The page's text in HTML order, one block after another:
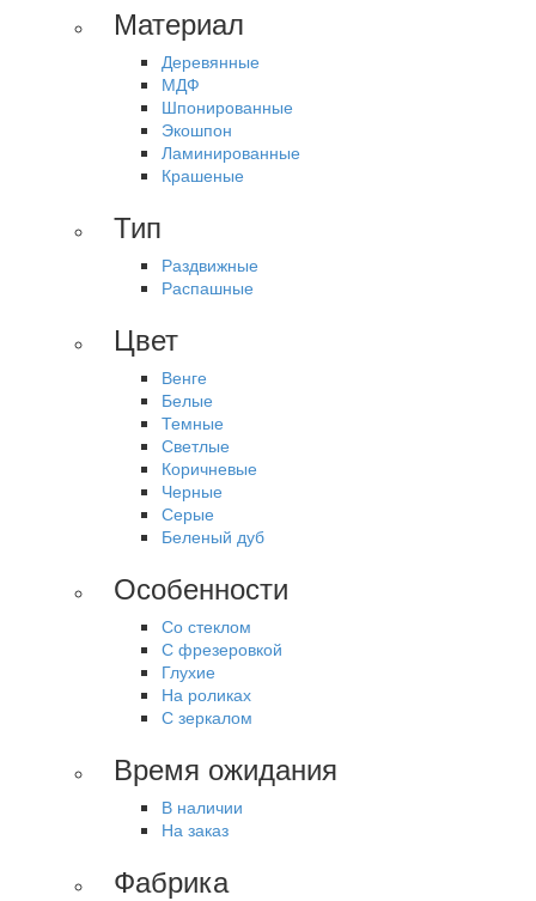
Материал
Деревянные
МДФ
Шпонированные
Экошпон
Ламинированные
Крашеные
Тип
Раздвижные
Распашные
Цвет
Венге
Белые
Темные
Светлые
Коричневые
Черные
Серые
Беленый дуб
Особенности
Со стеклом
С фрезеровкой
Глухие
На роликах
С зеркалом
Время ожидания
В наличии
На заказ
Фабрика